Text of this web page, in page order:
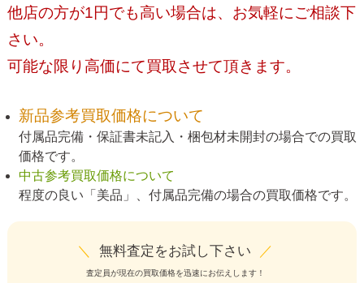
他店の方が1円でも高い場合は、お気軽にご相談下
さい。
可能な限り高価にて買取させて頂きます。
新品参考買取価格について
付属品完備・保証書未記入・梱包材未開封の場合での買取
価格です。
中古参考買取価格について
程度の良い「美品」、付属品完備の場合の買取価格です。
＼ 無料査定をお試し下さい ／
査定員が現在の買取価格を迅速にお伝えします！